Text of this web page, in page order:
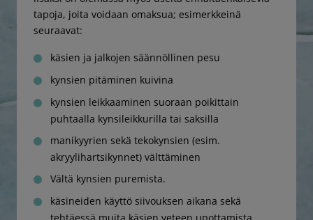
tapoja, joita voidaan omaksua; esimerkkeinä
seuraavat:
käsien ja jalkojen säännöllinen pesu
kynsien pitäminen kuivina
kynsien leikkaaminen suoraan poikittain
puhtaalla kynsileikkurilla tai saksilla
manikyyrien sekä tekokynsien (esim.
akryylihartsikynnet) välttäminen
Vältä kynsien puremista.
käsineiden käyttö siivouksen aikana sekä